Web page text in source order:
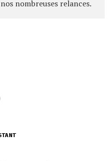
nombreuses relances.